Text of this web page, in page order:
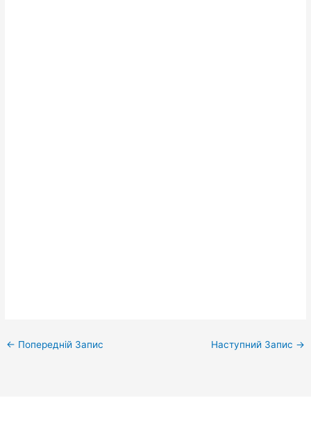
← Попередній Запис Наступний Запис →